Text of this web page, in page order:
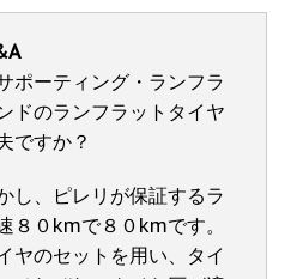
ポーティング・ランフラ
ドのランフラットタイヤ
ですか？
し、ピレリが保証するラ
８０kmで８０kmです。
ヤのセットを用い、タイ